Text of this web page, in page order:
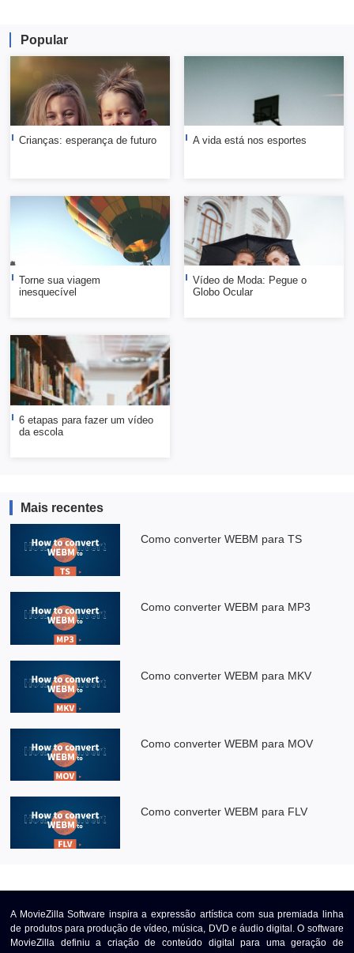
Popular
Crianças: esperança de futuro A vida está nos esportes
Torne sua viagem
inesquecível
Vídeo de Moda: Pegue o
Globo Ocular
6 etapas para fazer um vídeo
da escola
Mais recentes
Como converter WEBM para TS
Como converter WEBM para MP3
Como converter WEBM para MKV
Como converter WEBM para MOV
Como converter WEBM para FLV
A MovieZilla Software inspira a expressão artística com sua premiada linha
de produtos para produção de vídeo, música, DVD e áudio digital. O software
MovieZilla definiu a criação de conteúdo digital para uma geração de